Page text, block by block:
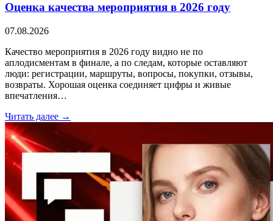
Оценка качества мероприятия в 2026 году
07.08.2026
Качество мероприятия в 2026 году видно не по
аплодисментам в финале, а по следам, которые оставляют
люди: регистрации, маршруты, вопросы, покупки, отзывы,
возвраты. Хорошая оценка соединяет цифры и живые
впечатления…
Читать далее →